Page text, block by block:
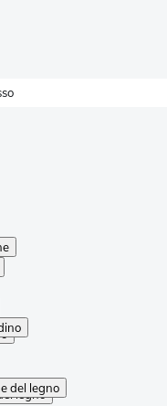
del legno
legno